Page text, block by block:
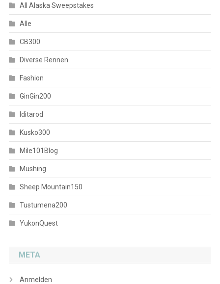
All Alaska Sweepstakes
Alle
CB300
Diverse Rennen
Fashion
GinGin200
Iditarod
Kusko300
Mile101Blog
Mushing
Sheep Mountain150
Tustumena200
YukonQuest
META
Anmelden